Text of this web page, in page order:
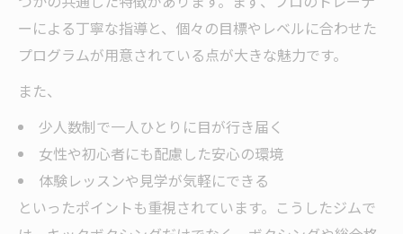
ーによる丁寧な指導と、個々の目標やレベルに合わせた
プログラムが用意されている点が大きな魅力です。
また、
少人数制で一人ひとりに目が行き届く
女性や初心者にも配慮した安心の環境
体験レッスンや見学が気軽にできる
といったポイントも重視されています。こうしたジムで